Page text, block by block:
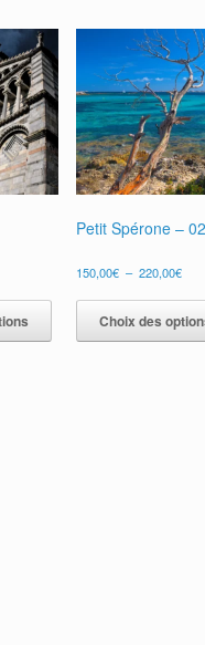
:
Ce
a
Petit Spérone –
150,00€ – 220,00€Plage
prix
à
Choix des